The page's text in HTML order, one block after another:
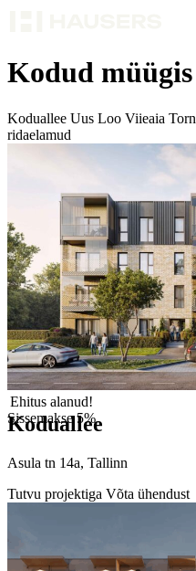
Kodud müügis
Koduallee Uus Loo Viieaia Torn
ridaelamud
Ehitus alanud!
Sissemakse 5%
Koduallee
Asula tn 14a, Tallinn
Tutvu projektiga Võta ühendust